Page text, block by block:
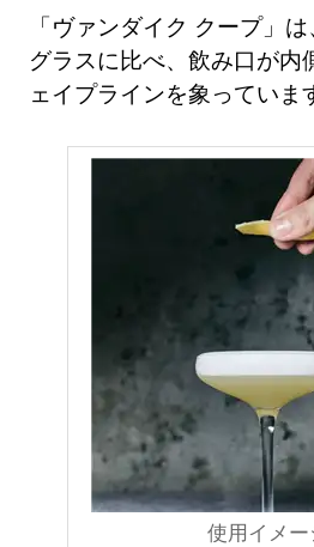
「ヴァンダイク クープ」
グラスに比べ、飲み口が内
ェイプラインを象っていま
使用イメー